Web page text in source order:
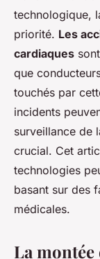
technologique,
priorité. Les
cardiaques
que
touchés par
incidents
surveillance de
crucial. Cet
technologies
basant sur des
médicales.
La montée